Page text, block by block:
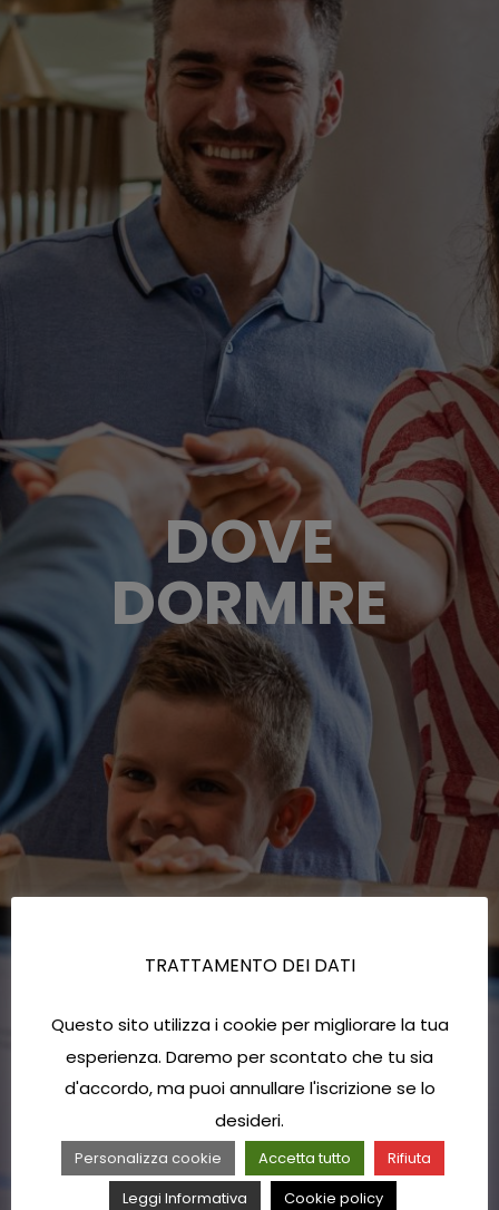
DOVE
DORMIRE
TRATTAMENTO DEI DATI
Questo sito utilizza i cookie per migliorare la tua
esperienza. Daremo per scontato che tu sia
d'accordo, ma puoi annullare l'iscrizione se lo
desideri.
Personalizza cookie Accetta tutto
Rifiuta
Leggi Informativa
Cookie policy